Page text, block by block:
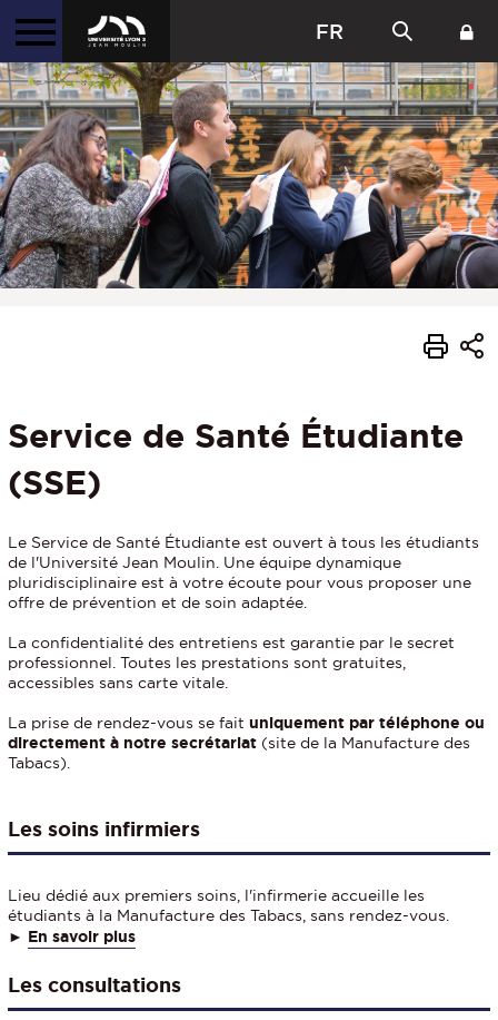
FR
Service de Santé Étudiante
(SSE)
Le Service de Santé Étudiante est ouvert à tous les étudiants
de l'Université Jean Moulin. Une équipe dynamique
pluridisciplinaire est à votre écoute pour vous proposer une
offre de prévention et de soin adaptée.
La confidentialité des entretiens est garantie par le secret
professionnel. Toutes les prestations sont gratuites,
accessibles sans carte vitale.
La prise de rendez-vous se fait uniquement par téléphone ou
directement à notre secrétariat (site de la Manufacture des
Tabacs).
Les soins infirmiers
Lieu dédié aux premiers soins, l'infirmerie accueille les
étudiants à la Manufacture des Tabacs, sans rendez-vous.
► En savoir plus
Les consultations